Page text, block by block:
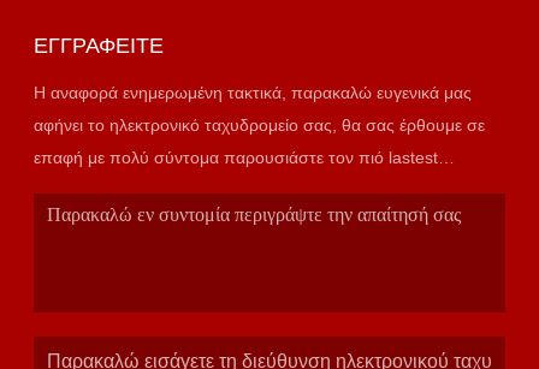
ΕΓΓΡΑΦΕΊΤΕ
Η αναφορά ενημερωμένη τακτικά, παρακαλώ ευγενικά μας
αφήνει το ηλεκτρονικό ταχυδρομείο σας, θα σας έρθουμε σε
επαφή με πολύ σύντομα παρουσιάστε τον πιό lastest
κατάλογο.